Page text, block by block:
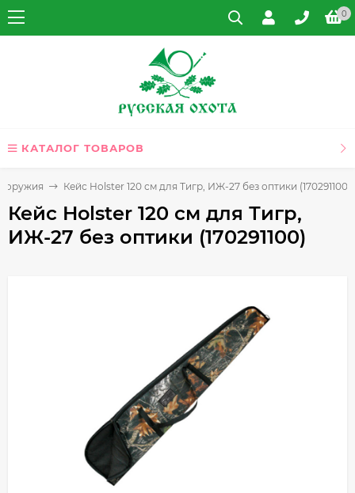
0
КАТАЛОГ ТОВАРОВ
оружия Кейс Holster 120 см для Тигр, ИЖ-27 без оптики (170291100)
Кейс Holster 120 см для Тигр,
ИЖ-27 без оптики (170291100)